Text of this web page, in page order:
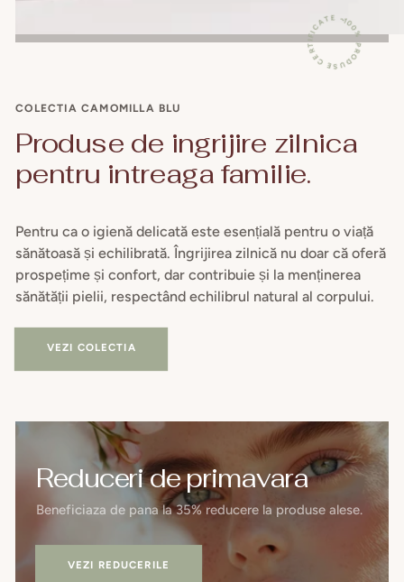
100% PRODUSE CERTIFICATE ~
COLECTIA CAMOMILLA BLU
Produse de ingrijire zilnica
pentru intreaga familie.
Pentru ca o igienă delicată este esențială pentru o viață
sănătoasă și echilibrată. Îngrijirea zilnică nu doar că oferă
prospețime și confort, dar contribuie și la menținerea
sănătății pielii, respectând echilibrul natural al corpului.
VEZI COLECTIA
Reduceri de primavara
Beneficiaza de pana la 35% reducere la produse alese.
VEZI REDUCERILE